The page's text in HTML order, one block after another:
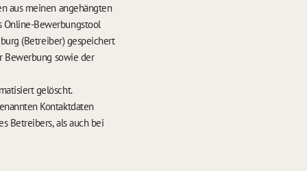
aus meinen angehängten
Online-Bewerbungstool
(Betreiber) gespeichert
Bewerbung sowie der
werden meine Daten nach 6 Monaten automatisiert gelöscht.
Kontaktdaten
Betreibers, als auch bei